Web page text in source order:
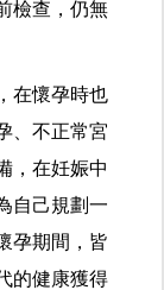
檢查，仍無
在懷孕時也
、不正常宮
，在妊娠中
自己規劃一
孕期間，皆
的健康獲得